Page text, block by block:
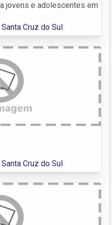
jovens e adolescentes em
Cruz do Sul
Cruz do Sul